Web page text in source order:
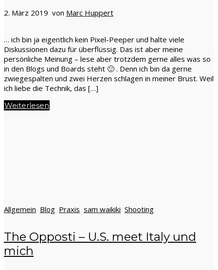
2. März 2019 von Marc Huppert
… ich bin ja eigentlich kein Pixel-Peeper und halte viele
Diskussionen dazu für überflüssig. Das ist aber meine
persönliche Meinung – lese aber trotzdem gerne alles was so
in den Blogs und Boards steht 🙂 . Denn ich bin da gerne
zwiegespalten und zwei Herzen schlagen in meiner Brust. Weil
ich liebe die Technik, das […]
Weiterlesen
Allgemein Blog Praxis sam waikiki Shooting
The Opposti – U.S. meet Italy und
mich